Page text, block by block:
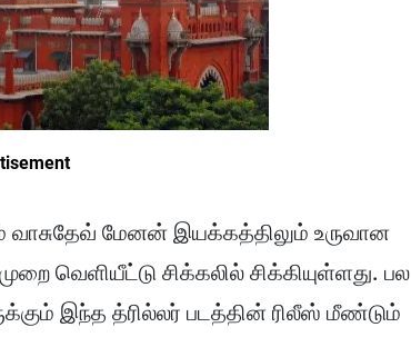
வாசுதேவ் மேனன் இயக்கத்திலும் உருவான
வெளியீட்டு சிக்கலில் சிக்கியுள்ளது. பல
இந்த த்ரில்லர் படத்தின் ரிலீஸ் மீண்டும்